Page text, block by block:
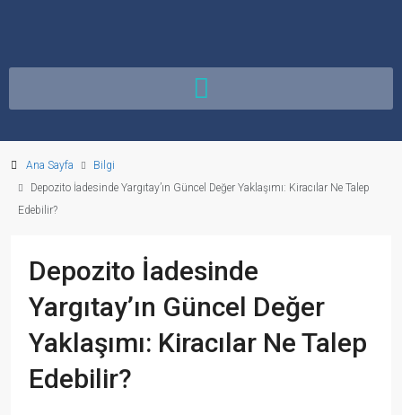
Ana Sayfa
Bilgi
Depozito İadesinde Yargıtay’ın Güncel Değer Yaklaşımı: Kiracılar Ne Talep
Edebilir?
Depozito İadesinde
Yargıtay’ın Güncel Değer
Yaklaşımı: Kiracılar Ne Talep
Edebilir?